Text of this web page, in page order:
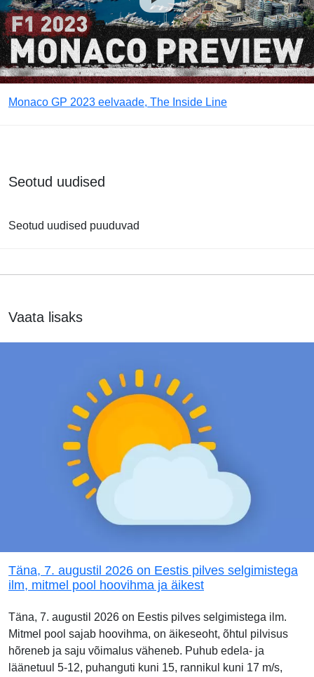
Monaco GP 2023 eelvaade, The Inside Line
Seotud uudised
Seotud uudised puuduvad
Vaata lisaks
Täna, 7. augustil 2026 on Eestis pilves selgimistega
ilm, mitmel pool hoovihma ja äikest
Täna, 7. augustil 2026 on Eestis pilves selgimistega ilm.
Mitmel pool sajab hoovihma, on äikeseoht, õhtul pilvisus
hõreneb ja saju võimalus väheneb. Puhub edela- ja
läänetuul 5-12, puhanguti kuni 15, rannikul kuni 17 m/s,